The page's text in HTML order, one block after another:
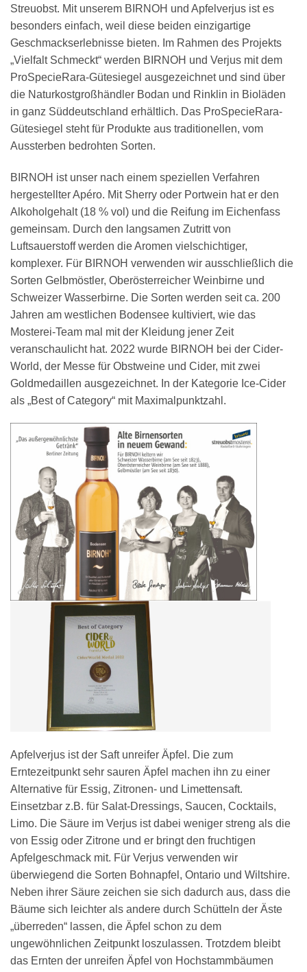
Streuobst. Mit unserem BIRNOH und Apfelverjus ist es
besonders einfach, weil diese beiden einzigartige
Geschmackserlebnisse bieten. Im Rahmen des Projekts
„Vielfalt Schmeckt“ werden BIRNOH und Verjus mit dem
ProSpecieRara-Gütesiegel ausgezeichnet und sind über
die Naturkostgroßhändler Bodan und Rinklin in Bioläden
in ganz Süddeutschland erhältlich. Das ProSpecieRara-
Gütesiegel steht für Produkte aus traditionellen, vom
Aussterben bedrohten Sorten.
BIRNOH ist unser nach einem speziellen Verfahren
hergestellter Apéro. Mit Sherry oder Portwein hat er den
Alkoholgehalt (18 % vol) und die Reifung im Eichenfass
gemeinsam. Durch den langsamen Zutritt von
Luftsauerstoff werden die Aromen vielschichtiger,
komplexer. Für BIRNOH verwenden wir ausschließlich die
Sorten Gelbmöstler, Oberösterreicher Weinbirne und
Schweizer Wasserbirne. Die Sorten werden seit ca. 200
Jahren am westlichen Bodensee kultiviert, wie das
Mosterei-Team mal mit der Kleidung jener Zeit
veranschaulicht hat. 2022 wurde BIRNOH bei der Cider-
World, der Messe für Obstweine und Cider, mit zwei
Goldmedaillen ausgezeichnet. In der Kategorie Ice-Cider
als „Best of Category“ mit Maximalpunktzahl.
Apfelverjus ist der Saft unreifer Äpfel. Die zum
Erntezeitpunkt sehr sauren Äpfel machen ihn zu einer
Alternative für Essig, Zitronen- und Limettensaft.
Einsetzbar z.B. für Salat-Dressings, Saucen, Cocktails,
Limo. Die Säure im Verjus ist dabei weniger streng als die
von Essig oder Zitrone und er bringt den fruchtigen
Apfelgeschmack mit. Für Verjus verwenden wir
überwiegend die Sorten Bohnapfel, Ontario und Wiltshire.
Neben ihrer Säure zeichen sie sich dadurch aus, dass die
Bäume sich leichter als andere durch Schütteln der Äste
„überreden“ lassen, die Äpfel schon zu dem
ungewöhnlichen Zeitpunkt loszulassen. Trotzdem bleibt
das Ernten der unreifen Äpfel von Hochstammbäumen